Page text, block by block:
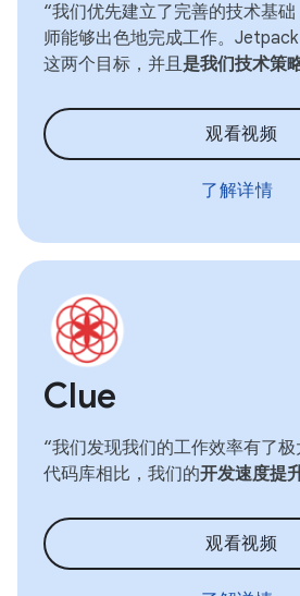
“我们优先建立了完善的技术基
师能够出色地完成工作。
这两个目标，并且是我们技术策
观看视频
了解详情
Clue
“我们发现我们的工作效率有了
代码库相比，我们的开发速度提
观看视频